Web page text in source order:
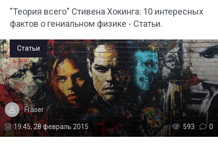
"Теория всего" Стивена Хокинга: 10 интересных
фактов о гениальном физике - Статьи.
Статьи
Fraser
19:45, 28 февраль 2015 593 0